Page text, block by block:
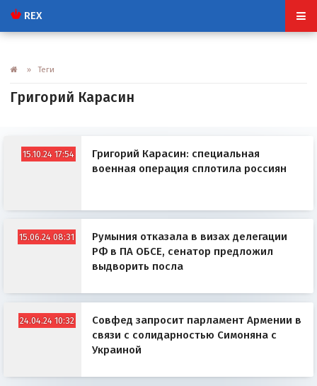
REX
» Теги
Григорий Карасин
15.10.24 17:54
Григорий Карасин: специальная
военная операция сплотила россиян
15.06.24 08:31
Румыния отказала в визах делегации
РФ в ПА ОБСЕ, сенатор предложил
выдворить посла
24.04.24 10:32
Совфед запросит парламент Армении в
связи с солидарностью Симоняна с
Украиной